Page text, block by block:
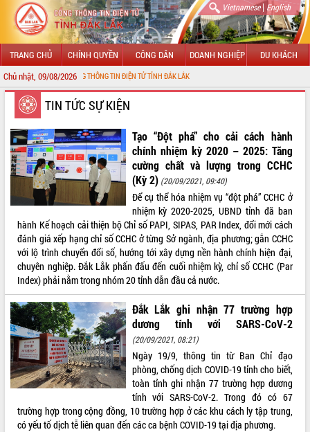
Vietnamese| English
TRANG CHỦ CHÍNH QUYỀN CÔNG DÂN DOANH NGHIỆP DU KHÁCH
Chủ nhật, 09/08/2026
THÔNG TIN ĐIỆN TỬ TỈNH ĐẮK LẮK
GIỚI THIỆU
LÃNH ĐẠO UBND TỈNH
TIN TỨC SỰ KIỆN
SỞ, BAN, NGÀNH
THÔNG TIN CHỈ ĐẠO ĐIỀU HÀNH
HỆ THỐNG VĂN BẢN
VĂN BẢN HĐND TỈNH
ĐIỂM TIN VĂN BẢN
QUY HOẠCH - KẾ HOẠCH
TIN TỨC SỰ KIỆN
Tạo “Đột phá” cho cải cách hành
chính nhiệm kỳ 2020 – 2025: Tăng
cường chất và lượng trong CCHC
(Kỳ 2) (20/09/2021, 09:40)
Để cụ thể hóa nhiệm vụ “đột phá” CCHC ở
nhiệm kỳ 2020-2025, UBND tỉnh đã ban
hành Kế hoạch cải thiện bộ Chỉ số PAPI, SIPAS, PAR Index, đổi mới cách
đánh giá xếp hạng chỉ số CCHC ở từng Sở ngành, địa phương; gắn CCHC
với lộ trình chuyển đổi số, hướng tới xây dựng nền hành chính hiện đại,
chuyên nghiệp. Đắk Lắk phấn đấu đến cuối nhiệm kỳ, chỉ số CCHC (Par
Index) phải nằm trong nhóm 20 tỉnh dẫn đầu cả nước.
Đắk Lắk ghi nhận 77 trường hợp
dương tính với SARS-CoV-2
(20/09/2021, 08:21)
Ngày 19/9, thông tin từ Ban Chỉ đạo
phòng, chống dịch COVID-19 tỉnh cho biết,
toàn tỉnh ghi nhận 77 trường hợp dương
tính với SARS-CoV-2. Trong đó có 67
trường hợp trong cộng đồng, 10 trường hợp ở các khu cách ly tập trung,
có yếu tố dịch tễ liên quan đến các ca bệnh COVID-19 tại địa phương.